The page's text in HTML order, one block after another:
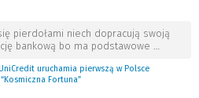
pierdołami niech dopracują swoją
bankową bo ma podstawowe …
uruchamia pierwszą w Polsce
Fortuna”